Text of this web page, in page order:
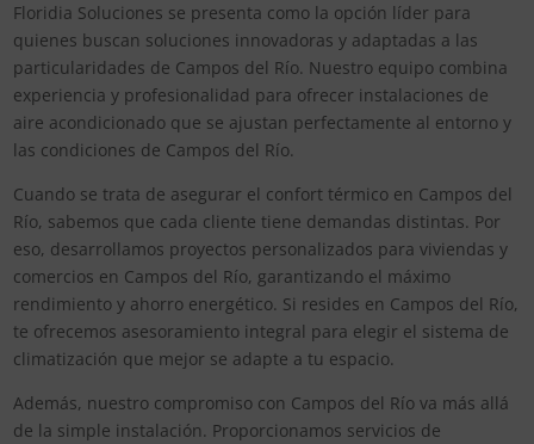
Floridia Soluciones se presenta como la opción líder para
quienes buscan soluciones innovadoras y adaptadas a las
particularidades de Campos del Río. Nuestro equipo combina
experiencia y profesionalidad para ofrecer instalaciones de
aire acondicionado que se ajustan perfectamente al entorno y
las condiciones de Campos del Río.
Cuando se trata de asegurar el confort térmico en Campos del
Río, sabemos que cada cliente tiene demandas distintas. Por
eso, desarrollamos proyectos personalizados para viviendas y
comercios en Campos del Río, garantizando el máximo
rendimiento y ahorro energético. Si resides en Campos del Río,
te ofrecemos asesoramiento integral para elegir el sistema de
climatización que mejor se adapte a tu espacio.
Además, nuestro compromiso con Campos del Río va más allá
de la simple instalación. Proporcionamos servicios de